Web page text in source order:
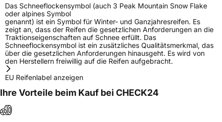
Das Schneeflockensymbol (auch 3 Peak Mountain Snow Flake
oder alpines Symbol
genannt) ist ein Symbol für Winter- und Ganzjahresreifen. Es
zeigt an, dass der Reifen die gesetzlichen Anforderungen an die
Traktionseigenschaften auf Schnee erfüllt. Das
Schneeflockensymbol ist ein zusätzliches Qualitätsmerkmal, das
über die gesetzlichen Anforderungen hinausgeht. Es wird von
den Herstellern freiwillig auf die Reifen aufgebracht.
EU Reifenlabel anzeigen
Ihre Vorteile beim Kauf bei CHECK24